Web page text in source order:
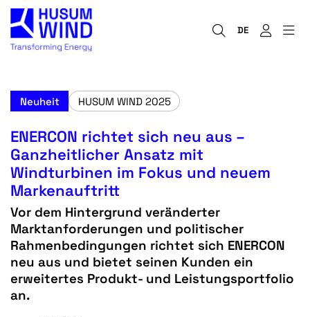
DE
Neuheit HUSUM WIND 2025
ENERCON richtet sich neu aus –
Ganzheitlicher Ansatz mit
Windturbinen im Fokus und neuem
Markenauftritt
Vor dem Hintergrund veränderter
Marktanforderungen und politischer
Rahmenbedingungen richtet sich ENERCON
neu aus und bietet seinen Kunden ein
erweitertes Produkt- und Leistungsportfolio
an.